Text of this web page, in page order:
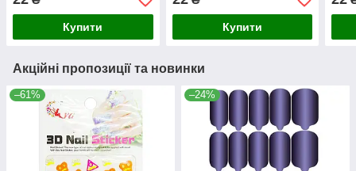
Купити Купити
Акційні пропозиції та новинки
–61% –24%